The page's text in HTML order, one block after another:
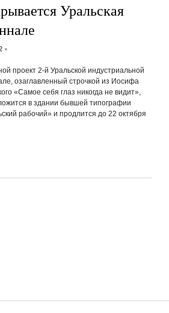
Уральская
•
проект 2-й Уральской индустриальной
озаглавленный строчкой из Иосифа
«Самое себя глаз никогда не видит»,
в здании бывшей типографии
рабочий» и продлится до 22 октября